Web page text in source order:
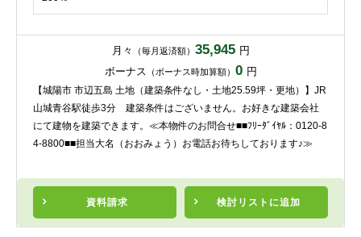
月々 （毎月返済額） 35,945 円
ボーナス （ボーナス時加算額） 0 円
資料請求 検討リスト に追加
【城陽市 市辺五島 土地（建築条件なし・土地25.59坪・更地）】JR
山城青谷駅徒歩3分 建築条件はございません。お好きな建築会社
にて建物を建築できます。≪本物件のお問合せ■■ﾌﾘｰﾀﾞｲﾔﾙ：0120-8
4-8800■■担当大名（おおみょう）お電話お待ちしております♪≫